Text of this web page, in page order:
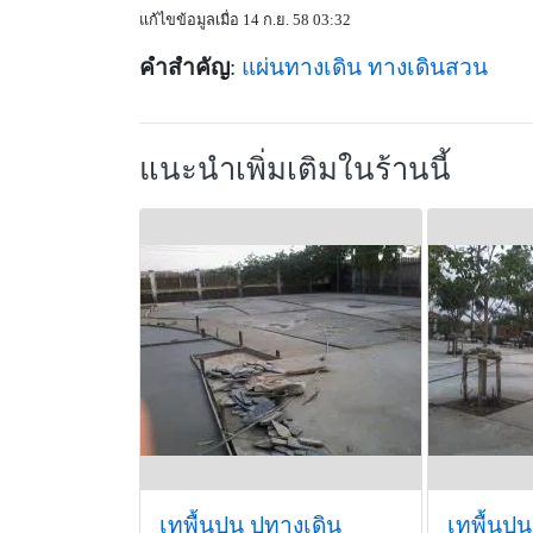
แก้ไขข้อมูลเมื่อ 14 ก.ย. 58 03:32
คำสำคัญ: แผ่นทางเดิน ทางเดินสวน
แนะนำเพิ่มเติมในร้านนี้
เทพื้นปูน ปูทางเดิน